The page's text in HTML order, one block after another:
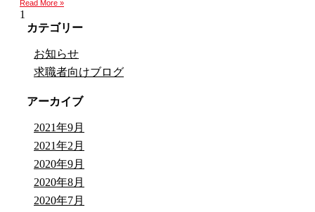
Read More »
カテゴリー
お知らせ
求職者向けブログ
アーカイブ
2021年9月
2021年2月
2020年9月
2020年8月
2020年7月